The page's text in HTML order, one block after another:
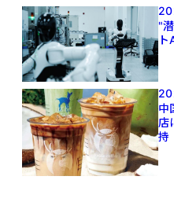
"
ト
中
店
持